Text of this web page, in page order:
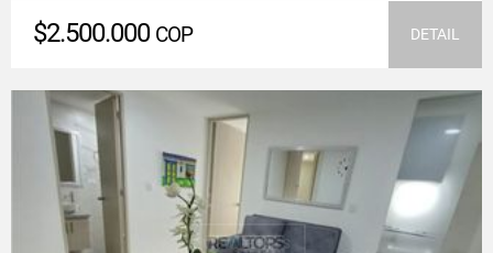
$2.500.000 COP DETAIL
VIEW DETAILS